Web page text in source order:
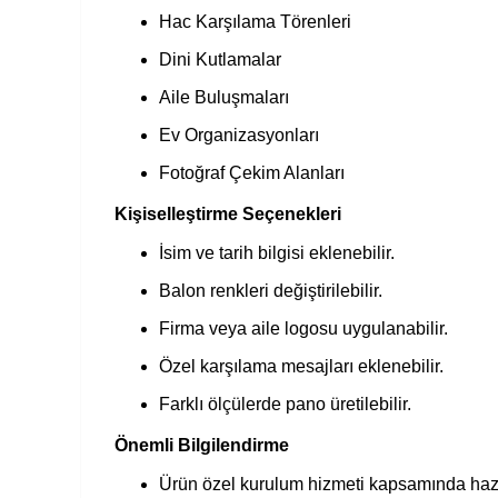
Hac Karşılama Törenleri
Dini Kutlamalar
Aile Buluşmaları
Ev Organizasyonları
Fotoğraf Çekim Alanları
Kişiselleştirme Seçenekleri
İsim ve tarih bilgisi eklenebilir.
Balon renkleri değiştirilebilir.
Firma veya aile logosu uygulanabilir.
Özel karşılama mesajları eklenebilir.
Farklı ölçülerde pano üretilebilir.
Önemli Bilgilendirme
Ürün özel kurulum hizmeti kapsamında